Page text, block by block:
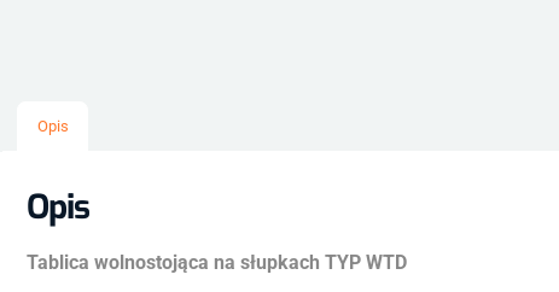
Opis
Opis
Tablica wolnostojąca na słupkach TYP WTD